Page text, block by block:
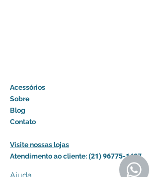
Acessórios
Sobre
Blog
Contato
Visite nossas lojas
Atendimento ao cliente:(21) 96775-1487